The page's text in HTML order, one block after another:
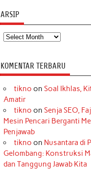
ARSIP
Arsip
KOMENTAR TERBARU
tikno on Soal Ikhlas,
Amatir
tikno on Senja SEO,
Mesin Pencari Berganti
Penjawab
tikno on Nusantara di
Gelombang: Konstruksi
dan Tanggung Jawab Kita